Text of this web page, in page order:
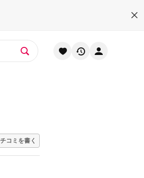
コミを書く